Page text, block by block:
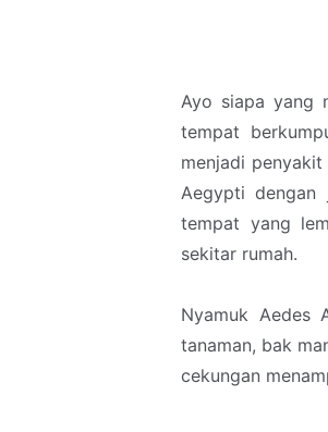
Ayo siapa yang
tempat
menjadi
Aegypti dengan
tempat yang
sekitar rumah.
Nyamuk Aedes
tanaman, bak
cekungan